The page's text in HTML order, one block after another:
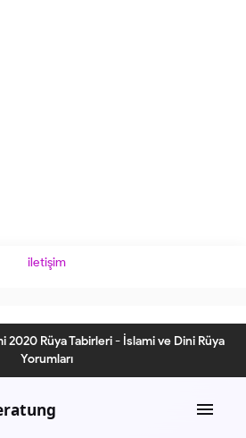
iletişim
Rüya Tabirleri - İslami ve Dini Rüya
Yorumları